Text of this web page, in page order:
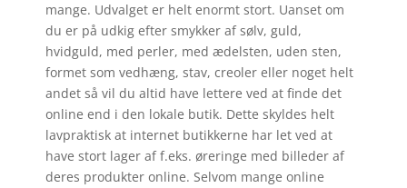
mange. Udvalget er helt enormt stort. Uanset om
du er på udkig efter smykker af sølv, guld,
hvidguld, med perler, med ædelsten, uden sten,
formet som vedhæng, stav, creoler eller noget helt
andet så vil du altid have lettere ved at finde det
online end i den lokale butik. Dette skyldes helt
lavpraktisk at internet butikkerne har let ved at
have stort lager af f.eks. øreringe med billeder af
deres produkter online. Selvom mange online